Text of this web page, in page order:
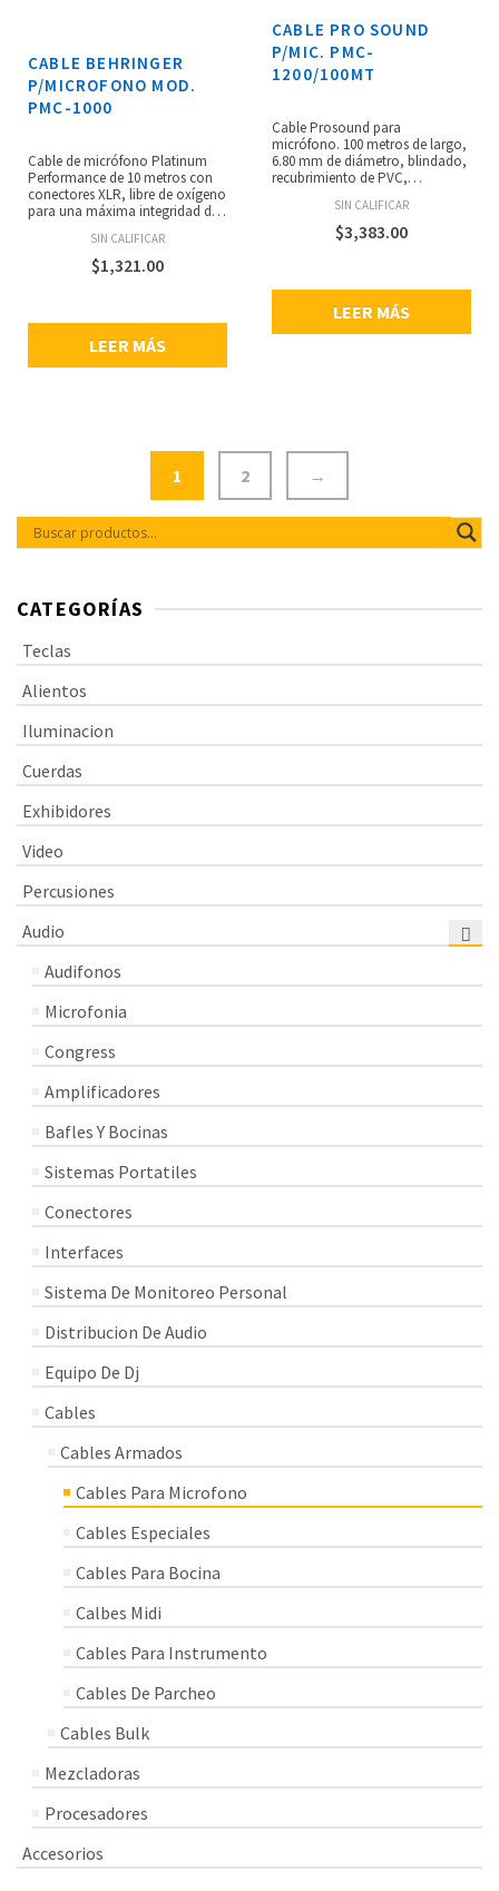
CABLE PRO SOUND
P/MIC. PMC-
1200/100MT
Cable Prosound para
micrófono. 100 metros de largo,
6.80 mm de diámetro, blindado,
recubrimiento de PVC,
conductores internos trenzados
con relleno de algodón.
SIN CALIFICAR
$3,383.00
LEER MÁS
CABLE BEHRINGER
P/MICROFONO MOD.
PMC-1000
Cable de micrófono Platinum
Performance de 10 metros con
conectores XLR, libre de oxígeno
para una máxima integridad de
micrófonos e instrumentos
musicales, capacitancia
ultrabaja con núcleo de cobre
2 x 0.22 mm² con blindaje en
espiral ultra denso para una
goma para la gestión visual de
cables, 6.8 mm de diámetro con
durabilidad, incluye brida de
gancho y loop con soporte de
SIN CALIFICAR
$1,321.00
LEER MÁS
1 2 →
CATEGORÍAS
Teclas
Alientos
Iluminacion
Cuerdas
Exhibidores
Video
Percusiones
Audio
Audifonos
Microfonia
Congress
Amplificadores
Bafles Y Bocinas
Sistemas Portatiles
Conectores
Interfaces
Sistema De Monitoreo Personal
Distribucion De Audio
Equipo De Dj
Cables
Cables Armados
Cables Para Microfono
Cables Especiales
Cables Para Bocina
Calbes Midi
Cables Para Instrumento
Cables De Parcheo
Cables Bulk
Mezcladoras
Procesadores
Accesorios